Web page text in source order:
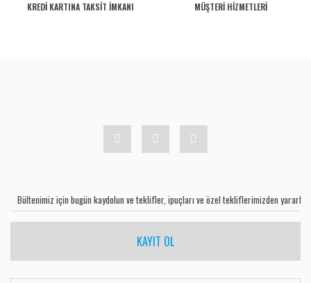
KREDİ KARTINA TAKSİT İMKANI MÜŞTERİ HİZMETLERİ
KAYIT OL